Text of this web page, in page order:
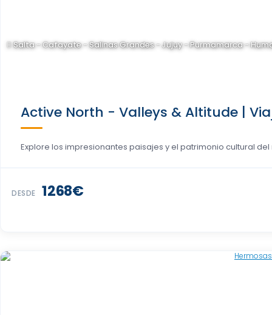
Salta - Cafayate - Salinas Grandes - Jujuy - Purmamarca -
Active North - Valleys & Altitude |
Explore los impresionantes paisajes y el patrimonio cultural del
DESDE 1268€